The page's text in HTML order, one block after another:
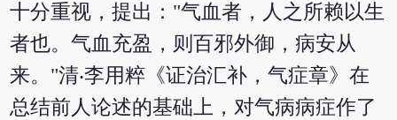
十分重视，提出："气血者，人之所赖以生
者也。气血充盈，则百邪外御，病安从
来。"清‧李用粹《证治汇补，气症章》在
总结前人论述的基础上，对气病病症作了